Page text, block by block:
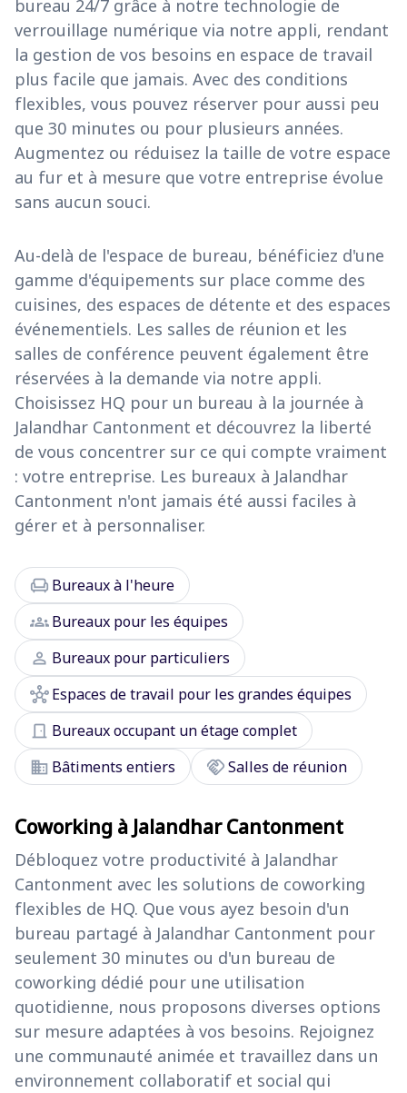
bureau 24/7 grâce à notre technologie de
verrouillage numérique via notre appli, rendant
la gestion de vos besoins en espace de travail
plus facile que jamais. Avec des conditions
flexibles, vous pouvez réserver pour aussi peu
que 30 minutes ou pour plusieurs années.
Augmentez ou réduisez la taille de votre espace
au fur et à mesure que votre entreprise évolue
sans aucun souci.
Au-delà de l'espace de bureau, bénéficiez d'une
gamme d'équipements sur place comme des
cuisines, des espaces de détente et des espaces
événementiels. Les salles de réunion et les
salles de conférence peuvent également être
réservées à la demande via notre appli.
Choisissez HQ pour un bureau à la journée à
Jalandhar Cantonment et découvrez la liberté
de vous concentrer sur ce qui compte vraiment
: votre entreprise. Les bureaux à Jalandhar
Cantonment n'ont jamais été aussi faciles à
gérer et à personnaliser.
chair Bureaux à l'heure
groupsBureaux pour les équipes
person Bureaux pour particuliers
hubEspaces de travail pour les grandes équipes
door_front Bureaux occupant un étage complet
domain Bâtiments entiers handshakeSalles de réunion
Coworking à Jalandhar Cantonment
Débloquez votre productivité à Jalandhar
Cantonment avec les solutions de coworking
flexibles de HQ. Que vous ayez besoin d'un
bureau partagé à Jalandhar Cantonment pour
seulement 30 minutes ou d'un bureau de
coworking dédié pour une utilisation
quotidienne, nous proposons diverses options
sur mesure adaptées à vos besoins. Rejoignez
une communauté animée et travaillez dans un
environnement collaboratif et social qui